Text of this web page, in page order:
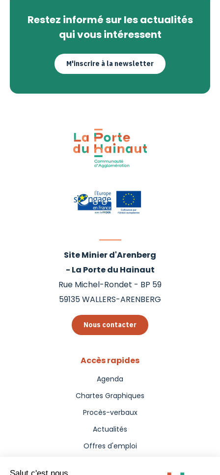
Restez informé sur les actualités
qui vous intéressent
M'inscrire à la newsletter
Site Minier d'Arenberg
- La Porte du Hainaut
Rue Michel-Rondet - BP 59
59135WALLERS-ARENBERG
Nous contacter
Accès rapides
Agenda
Chartes Graphiques
Procès-verbaux
Actualités
Offres d'emploi